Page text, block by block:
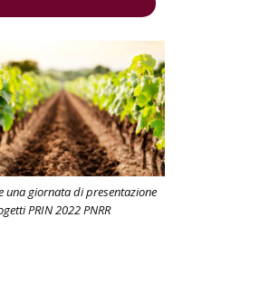
una giornata di presentazione
PRIN 2022 PNRR